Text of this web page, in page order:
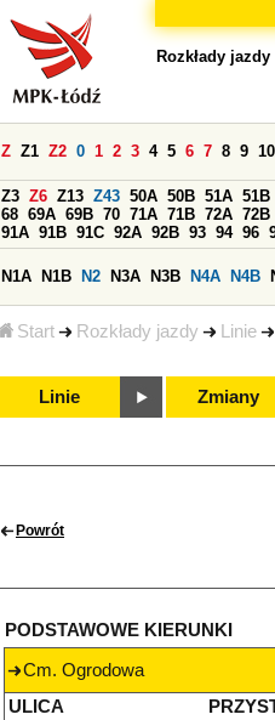
Start Rozkłady jazdy Linie
Rozkłady jazdy
Z Z1 Z2 0 1 2 3 4 5 6 7 8 9
Z3 Z6 Z13 Z43 50A 50B 51A 51B
68 69A 69B 70 71A 71B 72A 72B
91A 91B 91C 92A 92B 93 94 96
N1A N1B N2 N3A N3B N4A N4B
Linie Zmiany
Powrót
PODSTAWOWE KIERUNKI
Cm. Ogrodowa
ULICA